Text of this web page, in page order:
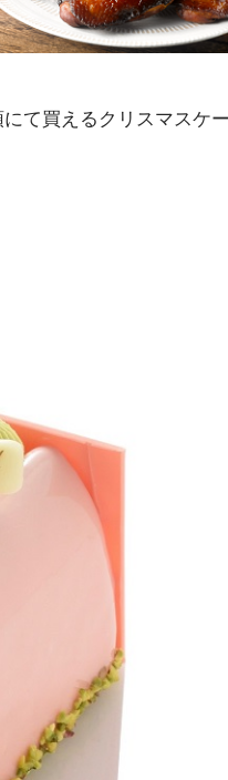
て買えるクリスマスケー